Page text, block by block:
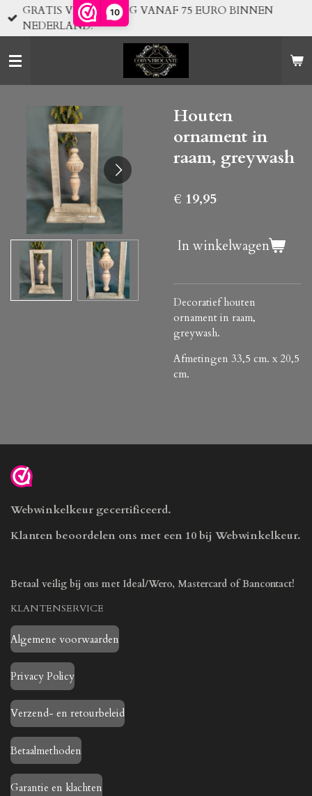
10
Ga
direct
de
GRATIS VERZENDING VANAF 75 EURO BINNEN
NEDERLAND!
Houten
ornament in
raam, greywash
€ 19,95
In winkelwagen
Decoratief houten
ornament in raam,
greywash.
Afmetingen 33,5 cm. x 20,5
cm.
Webwinkelkeur gecertificeerd.
Klanten beoordelen ons met een 10 bij Webwinkelkeur.
Betaal veilig bij ons met Ideal/Wero, Mastercard of Bancontact!
KLANTENSERVICE
Algemene voorwaarden
Privacy Policy
Verzend- en retourbeleid
Betaalmethoden
Garantie en klachten